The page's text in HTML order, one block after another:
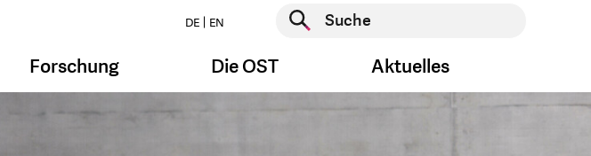
DE EN
Suche starten
Forschung Die OST Aktuelles